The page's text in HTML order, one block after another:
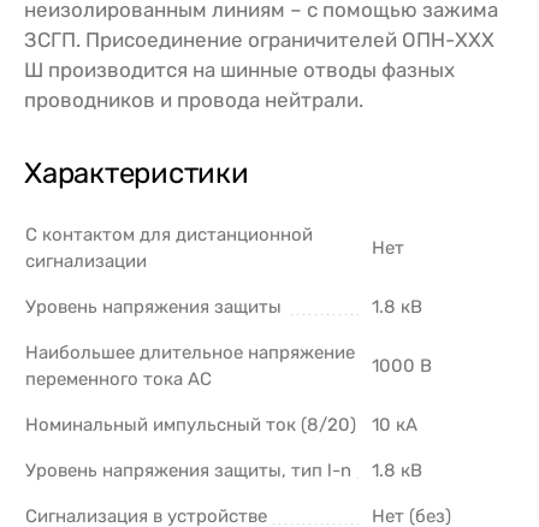
неизолированным линиям – с помощью зажима
ЗСГП. Присоединение ограничителей ОПН-ХХХ
Ш производится на шинные отводы фазных
проводников и провода нейтрали.
Характеристики
С контактом для дистанционной
сигнализации
Нет
Уровень напряжения защиты 1.8 кВ
Наибольшее длительное напряжение
переменного тока АС
1000 В
Номинальный импульсный ток (8/20) 10 кА
Уровень напряжения защиты, тип l-n 1.8 кВ
Сигнализация в устройстве Нет (без)